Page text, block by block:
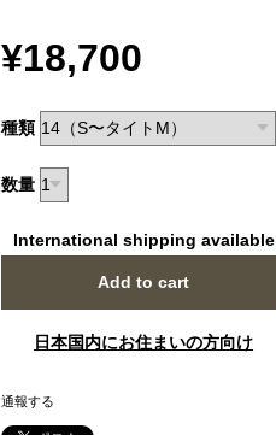
¥18,700
種類
数量
International shipping available
Add to cart
日本国内にお住まいの方向け
通報する